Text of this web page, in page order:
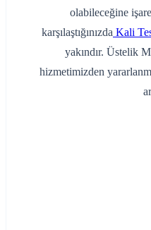
olabileceğine
karşılaştığınızda Kali
yakındır. Üstelik
hizmetimizden